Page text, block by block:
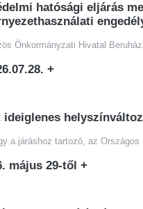
hatósági eljárás
Önkormányzati Hivatal
+
a járáshoz tartozó, az
május 29-től +